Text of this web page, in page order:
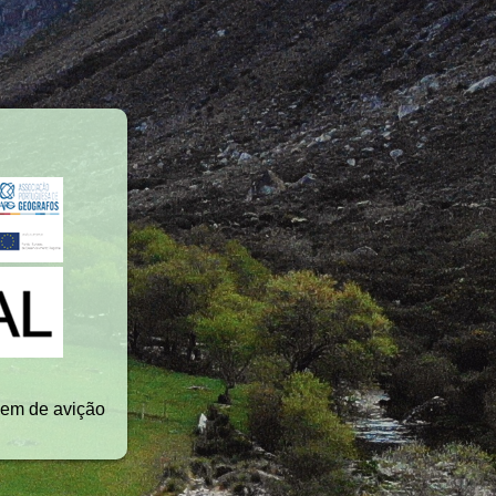
de avição